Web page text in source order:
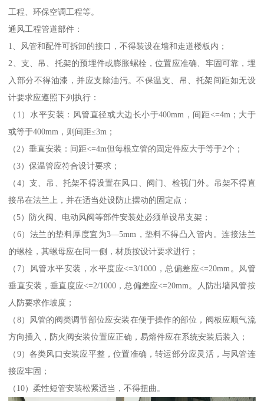
工程、环保空调工程等。
通风工程管道部件：
1、风管和配件可拆卸的接口，不得装设在墙和走道楼板内；
2、支、吊、托架的预埋件或膨胀螺栓，位置应准确、牢固可靠，埋
入部分不得油漆，并应支除油污。不保温支、吊、托架间距如无设
计要求应遵照下列执行：
（1）水平安装：风管直径或大边长小于400mm，间距<=4m；大于
或等于400mm，则间距≤3m；
（2）垂直安装：间距<=4m但每根立管的固定件应大于等于2个；
（3）保温管应符合设计要求；
（4）支、吊、托架不得设置在风口、阀门、检视门外。吊架不得直
接吊在法兰上，并在适当处设防止摆动的固定点；
（5）防火阀、电动风阀等部件安装处必须单设吊支架；
（6）法兰的垫料厚度宜为3—5mm，垫料不得凸入管内。连接法兰
的螺栓，其螺母应在同一侧，材质按设计要求进行；
（7）风管水平安装，水平度应<=3/1000，总偏差应<=20mm。风管
垂直安装，垂直度应<=2/1000，总偏差应<=20mm。人防出墙风管按
人防要求作坡度；
（8）风管的阀类调节部位应安装在便于操作的部位，阀板应顺气流
方向插入，防火阀安装位置应正确，易熔件应在系统安装后装入；
（9）各类风口安装应平整，位置准确，转运部分应灵活，与风管连
接应牢固；
（10）柔性短管安装松紧适当，不得扭曲。